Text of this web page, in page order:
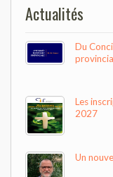
Actualités
Du
Les
2027
Un